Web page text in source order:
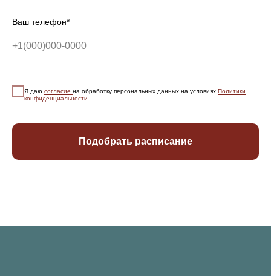
Ваш телефон*
Я даю согласие на обработку персональных данных на условиях Политики
конфиденциальности
Подобрать расписание